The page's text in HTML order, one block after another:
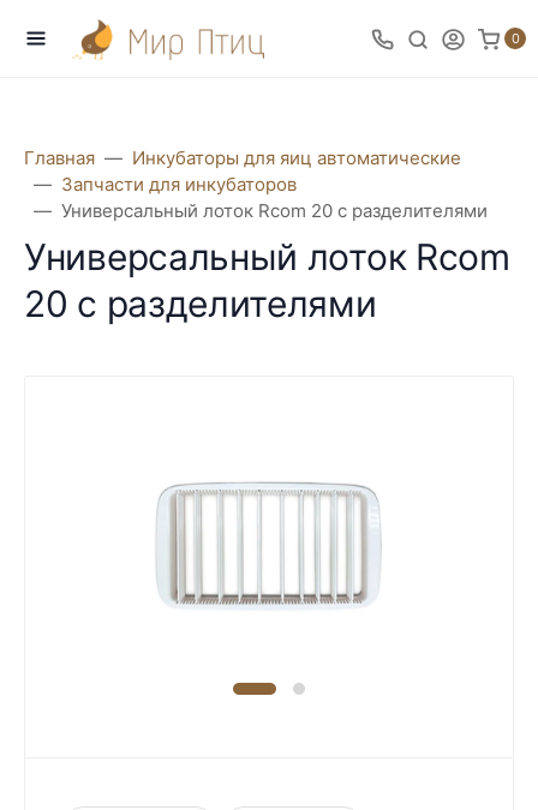
0
Главная
Инкубаторы для яиц автоматические
Запчасти для инкубаторов
Универсальный лоток Rcom 20 с разделителями
Универсальный лоток Rcom
20 с разделителями